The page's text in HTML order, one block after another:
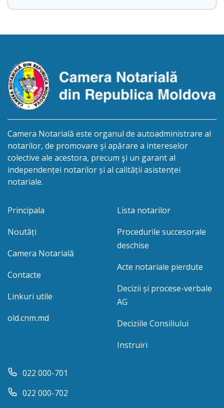
ION, născut/ă la 21.07.1980, cod personal
/cincisprezece mai anul două mii douăzeci și unu/.
Camera Notarială este organul de autoadministrare al
notarilor, de promovare şi apărare a intereselor
colective ale acestora, precum şi un garant al
independenței notarilor și al calității asistenței
notariale.
Principala
Noutăți
Camera Notarială
Contacte
Linkuri utile
old.cnm.md
Lista notarilor
Procedurile succesorale
deschise
Acte notariale pierdute
Decizii și procese-verbale
AG
Deciziile Consiliului
Instruiri
022 000-701
022 000-702